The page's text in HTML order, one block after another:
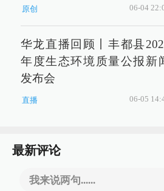
原创 06-04
华龙直播回顾丨丰都县
年度生态环境质量公报新
发布会
直播 06-05
最新评论
我来说两句......